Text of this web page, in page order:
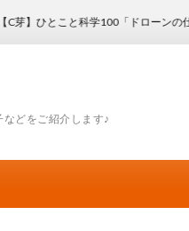
どをご紹介します♪
ひとこと科学100「ドローンの仕組み」